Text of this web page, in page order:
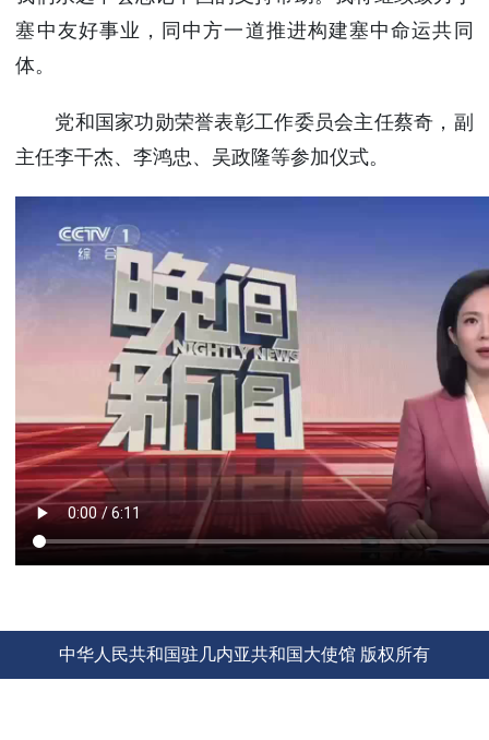
塞中友好事业，同中方一道推进构建塞中命运共同
体。
党和国家功勋荣誉表彰工作委员会主任蔡奇，副
主任李干杰、李鸿忠、吴政隆等参加仪式。
中华人民共和国驻几内亚共和国大使馆 版权所有